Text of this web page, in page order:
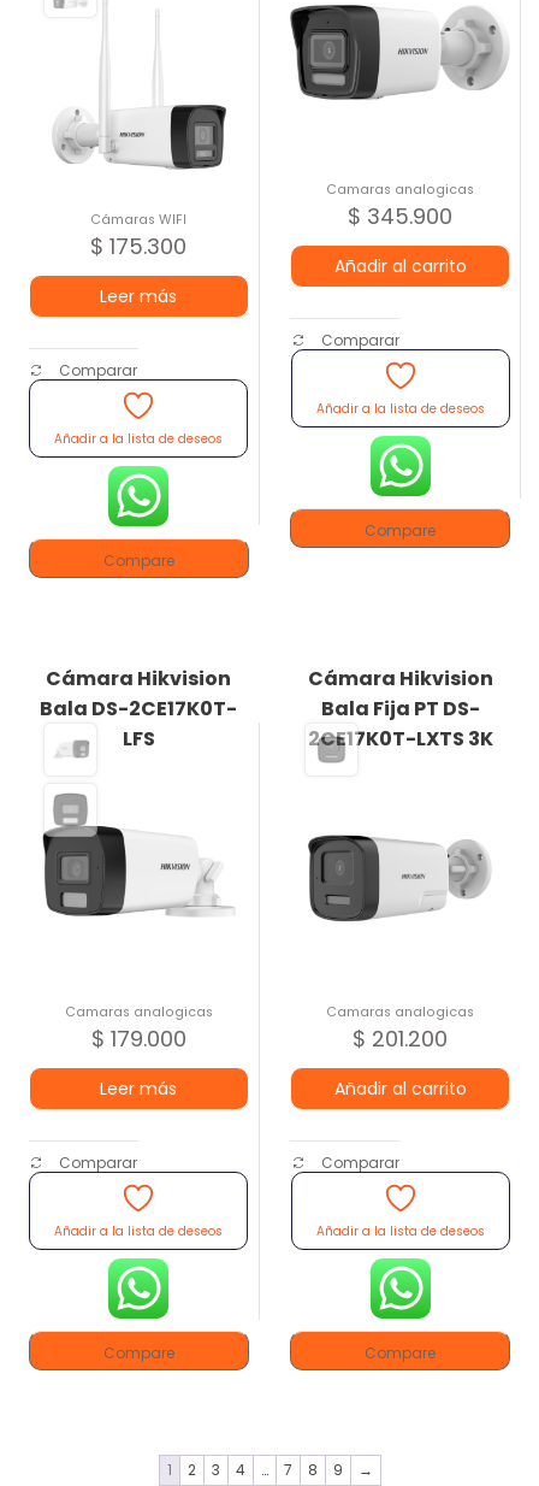
Cámaras WIFI
$ 175.300
Leer más
Comparar
Añadir a la lista de deseos
Compare
Camaras analogicas
$ 345.900
Añadir al carrito
Comparar
Añadir a la lista de deseos
Compare
Cámara Hikvision
Bala DS-2CE17K0T-
LFS
Camaras analogicas
$ 179.000
Leer más
Comparar
Añadir a la lista de deseos
Compare
Cámara Hikvision
Bala Fija PT DS-
2CE17K0T-LXTS 3K
Camaras analogicas
$ 201.200
Añadir al carrito
Comparar
Añadir a la lista de deseos
Compare
1 2 3 4 … 7 8 9 →